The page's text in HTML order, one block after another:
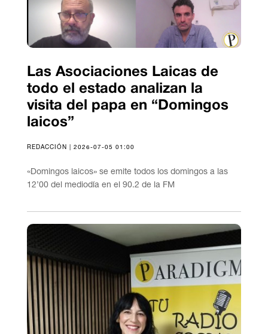
Las Asociaciones Laicas de
todo el estado analizan la
visita del papa en “Domingos
laicos”
REDACCIÓN | 2026-07-05 01:00
«Domingos laicos» se emite todos los domingos a las
12’00 del mediodía en el 90.2 de la FM